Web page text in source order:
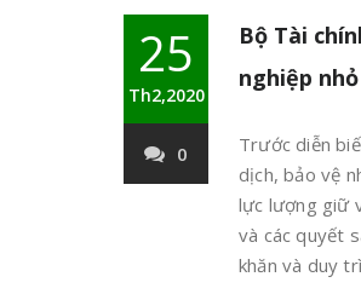
25
Th2,2020
0
Bộ Tài
nghiệp
Trước diễn
dịch, bảo vệ
lực lượng giữ
và các quyết
khăn và duy